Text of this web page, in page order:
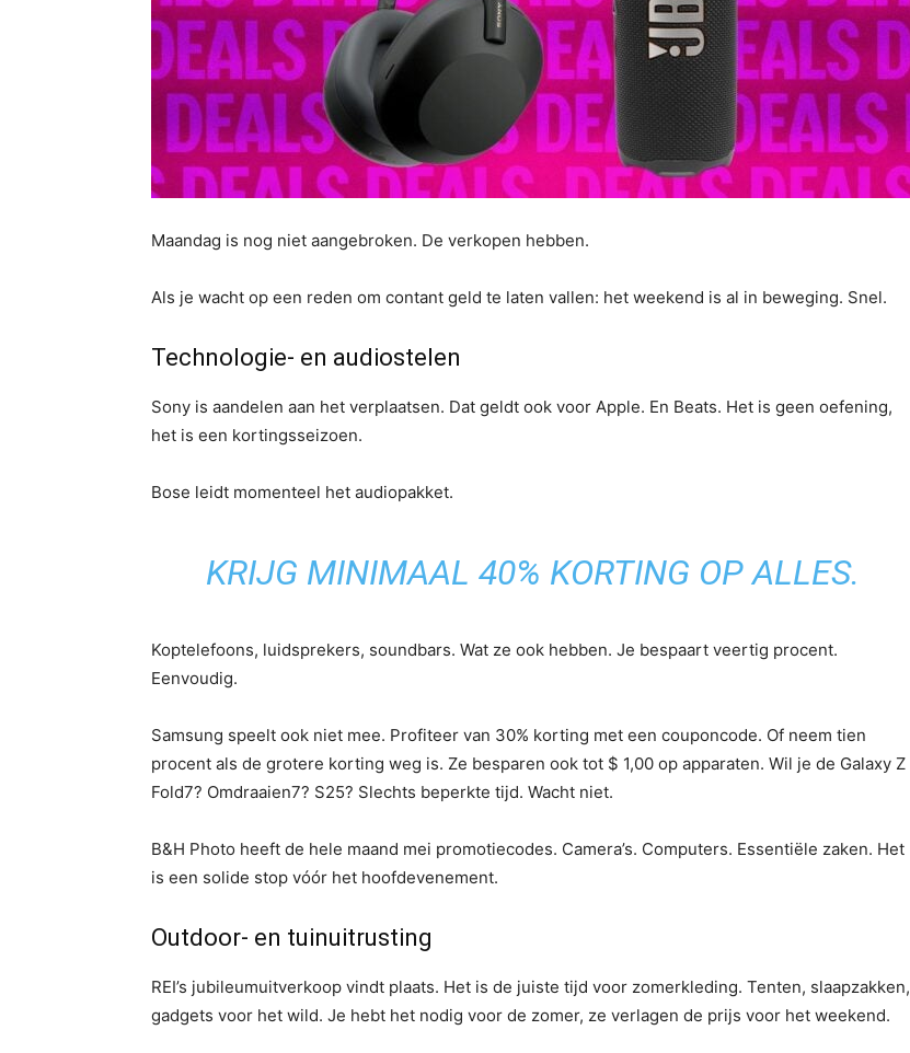
Maandag is nog niet aangebroken. De verkopen hebben.
Als je wacht op een reden om contant geld te laten vallen: het weekend is al in beweging. Snel.
Technologie- en audiostelen
Sony is aandelen aan het verplaatsen. Dat geldt ook voor Apple. En Beats. Het is geen oefening,
het is een kortingsseizoen.
Bose leidt momenteel het audiopakket.
KRIJG MINIMAAL 40% KORTING OP ALLES.
Koptelefoons, luidsprekers, soundbars. Wat ze ook hebben. Je bespaart veertig procent.
Eenvoudig.
Samsung speelt ook niet mee. Profiteer van 30% korting met een couponcode. Of neem tien
procent als de grotere korting weg is. Ze besparen ook tot $ 1,00 op apparaten. Wil je de Galaxy Z
Fold7? Omdraaien7? S25? Slechts beperkte tijd. Wacht niet.
B&H Photo heeft de hele maand mei promotiecodes. Camera’s. Computers. Essentiële zaken. Het
is een solide stop vóór het hoofdevenement.
Outdoor- en tuinuitrusting
REI’s jubileumuitverkoop vindt plaats. Het is de juiste tijd voor zomerkleding. Tenten, slaapzakken,
gadgets voor het wild. Je hebt het nodig voor de zomer, ze verlagen de prijs voor het weekend.